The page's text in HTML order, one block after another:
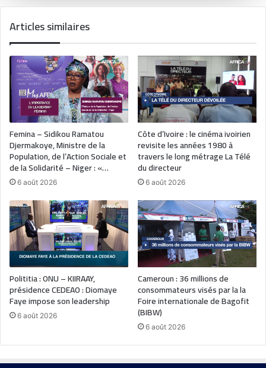
Articles similaires
Femina – Sidikou Ramatou
Djermakoye, Ministre de la
Population, de l’Action Sociale et
de la Solidarité – Niger : «…
6 août 2026
Côte d’Ivoire : le cinéma ivoirien
revisite les années 1980 à
travers le long métrage La Télé
du directeur
6 août 2026
Polititia : ONU – KIIRAAY,
présidence CEDEAO : Diomaye
Faye impose son leadership
6 août 2026
Cameroun : 36 millions de
consommateurs visés par la la
Foire internationale de Bagofit
(BIBW)
6 août 2026